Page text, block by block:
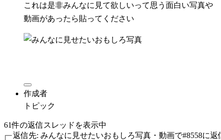
これは是非みんなに見て欲しいって思う面白い写真や
動画があったら貼ってください
作成者
トピック
61件の返信スレッドを表示中
返信先: みんなに見せたいおもしろ写真・動画で#8558に返